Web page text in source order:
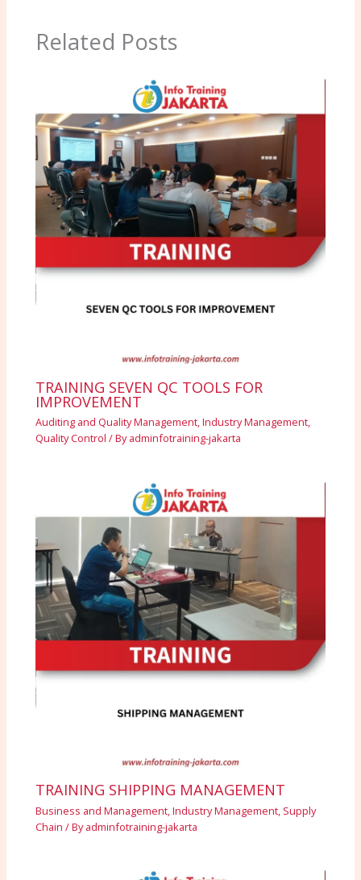
Related Posts
TRAINING SEVEN QC TOOLS FOR
IMPROVEMENT
Auditing and Quality Management,Industry Management,
Quality Control / Byadminfotraining-jakarta
TRAINING SHIPPING MANAGEMENT
Business and Management,Industry Management, Supply
Chain / Byadminfotraining-jakarta